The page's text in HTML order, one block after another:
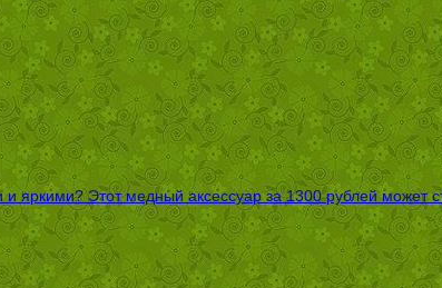
яркими? Этот медный аксессуар за 1300 рублей может